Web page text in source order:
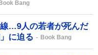
Book Bang
…9人の若者が死んだ
に迫る
Book Bang